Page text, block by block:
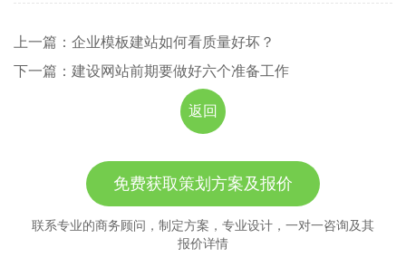
上一篇：企业模板建站如何看质量好坏？
下一篇：建设网站前期要做好六个准备工作
返回
免费获取策划方案及报价
联系专业的商务顾问，制定方案，专业设计，一对一咨询及其
报价详情